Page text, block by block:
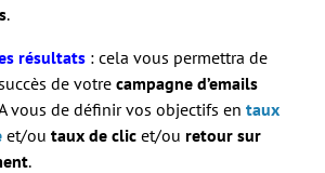
.
résultats : cela vous permettra de
de votre campagne d’emails
vous de définir vos objectifs en taux
et/ou taux de clic et/ou retour sur
.